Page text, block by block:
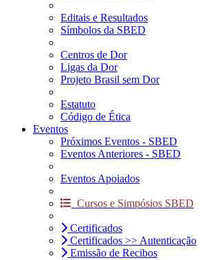
Editais e Resultados
Símbolos da SBED
Centros de Dor
Ligas da Dor
Projeto Brasil sem Dor
Estatuto
Código de Ética
Eventos
Próximos Eventos - SBED
Eventos Anteriores - SBED
Eventos Apoiados
Cursos e Simpósios SBED
Certificados
Certificados >> Autenticação
Emissão de Recibos